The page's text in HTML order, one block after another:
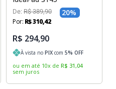
De: R$ 389,90 20%
Por: R$310,42
R$ 294,90
À vista no PIX com 5% OFF
ou em até 10x de R$ 31,04
sem juros